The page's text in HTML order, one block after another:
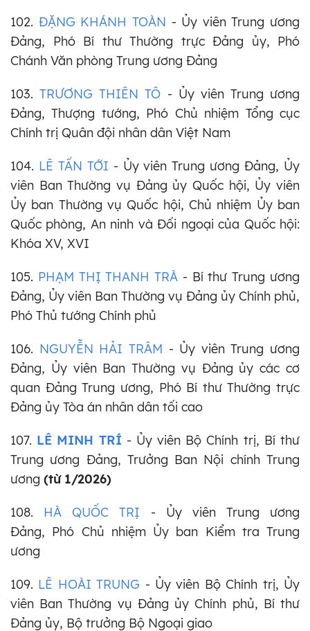
102. ĐẶNG KHÁNH TOÀN - Ủy viên Trung ương
Đảng, Phó Bí thư Thường trực Đảng ủy, Phó
Chánh Văn phòng Trung ương Đảng
103.TRƯƠNG THIÊN TÔ - Ủy viên Trung ương
Đảng, Thượng tướng, Phó Chủ nhiệm Tổng cục
Chính trị Quân đội nhân dân Việt Nam
104. LÊ TẤN TỚI - Ủy viên Trung ương Đảng, Ủy
viên Ban Thường vụ Đảng ủy Quốc hội, Ủy viên
Ủy ban Thường vụ Quốc hội, Chủ nhiệm Ủy ban
Quốc phòng, An ninh và Đối ngoại của Quốc hội:
Khóa XV, XVI
105. PHẠM THỊ THANH TRÀ - Bí thư Trung ương
Đảng, Ủy viên Ban Thường vụ Đảng ủy Chính phủ,
Phó Thủ tướng Chính phủ
106. NGUYỄN HẢI TRÂM - Ủy viên Trung ương
Đảng, Ủy viên Ban Thường vụ Đảng ủy các cơ
quan Đảng Trung ương, Phó Bí thư Thường trực
Đảng ủy Tòa án nhân dân tối cao
107. LÊ MINH TRÍ - Ủy viên Bộ Chính trị, Bí thư
Trung ương Đảng, Trưởng Ban Nội chính Trung
ương (từ 1/2026)
108. HÀ QUỐC TRỊ - Ủy viên Trung ương
Đảng, Phó Chủ nhiệm Ủy ban Kiểm tra Trung
ương
109. LÊ HOÀI TRUNG - Ủy viên Bộ Chính trị, Ủy
viên Ban Thường vụ Đảng ủy Chính phủ, Bí thư
Đảng ủy, Bộ trưởng Bộ Ngoại giao